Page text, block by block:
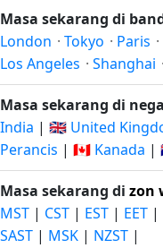
Masa sekarang di
London · Tokyo · Paris ·
Los Angeles · Shanghai ·
Masa sekarang di
India | 🇬🇧 United
Perancis | 🇨🇦 Kanada |
Masa sekarang di zon
MST | CST | EST | EET |
SAST | MSK | NZST |